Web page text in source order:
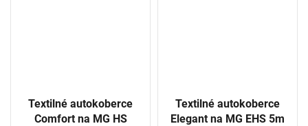
Textilné autokoberce
Comfort na MG HS
Textilné autokoberce
Elegant na MG EHS 5m